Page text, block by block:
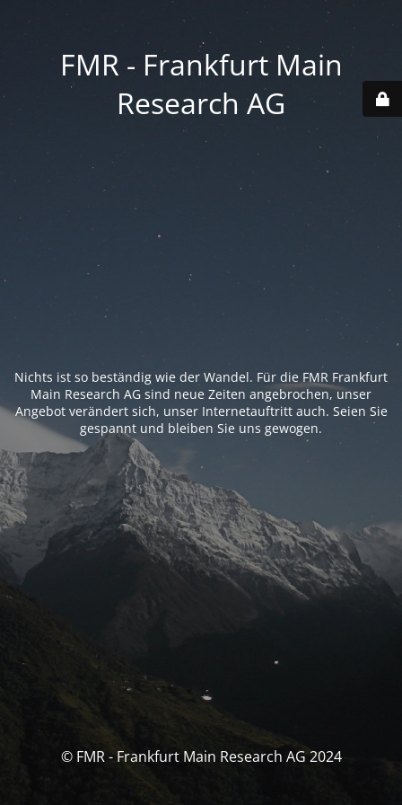
FMR - Frankfurt Main
Research AG
Nichts ist so beständig wie der Wandel. Für die FMR Frankfurt
Main Research AG sind neue Zeiten angebrochen, unser
Angebot verändert sich, unser Internetauftritt auch. Seien Sie
gespannt und bleiben Sie uns gewogen.
© FMR - Frankfurt Main Research AG 2024